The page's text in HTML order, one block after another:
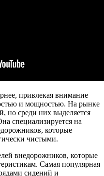
привлекая внимание
и мощностью. На рынке
но среди них выделяется
специализируется на
которые
чистыми.
внедорожников, которые
Самая популярная
сидений и